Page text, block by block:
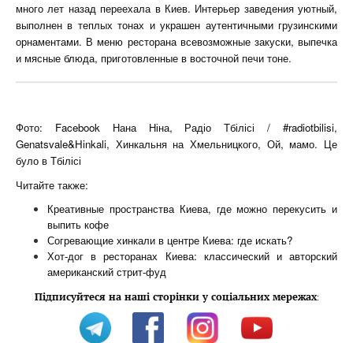
много лет назад переехала в Киев. Интерьер заведения уютный,
выполнен в теплых тонах и украшен аутентичными грузинскими
орнаментами. В меню ресторана всевозможные закуски, выпечка
и мясные блюда, приготовленные в восточной печи тоне.
Фото: Facebook Нана Ніна, Радіо Тбілісі / #radiotbilisi,
Genatsvale&Hinkali, Хинкальня на Хмельницкого, Ой, мамо. Це
було в Тбілісі
Читайте также:
Креативные пространства Киева, где можно перекусить и
выпить кофе
Согревающие хинкали в центре Киева: где искать?
Хот-дог в ресторанах Киева: классический и авторский
американский стрит-фуд
Підписуйтеся на наші сторінки у соціальних мережах: